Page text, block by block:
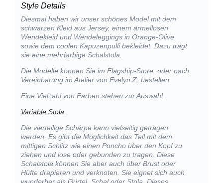
Style Details
Diesmal haben wir unser schönes Model mit dem
schwarzen Kleid aus Jersey, einem ärmellosen
Wendekleid und Wendeleggings in Orange-Olive,
sowie dem coolen Kapuzenpulli bekleidet. Dazu trägt
sie eine mehrfarbige Schalstola.
Die Modelle können Sie im Flagship-Store, oder nach
Vereinbarung im Atelier von Evelyn Z. bestellen.
Eine Vielzahl von Farben stehen zur Auswahl.
Variable Stola
Die vierteilige Schärpe kann vielseitig getragen
werden. Es gibt die Möglichkeit das Teil mit dem
mittigen Schlitz wie einen Poncho über den Kopf zu
ziehen und lose oder gebunden zu tragen. Diese
Schalstola können Sie aber auch über Brust oder
Hüfte drapieren und verknoten. Sie eignet sich auch